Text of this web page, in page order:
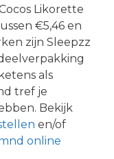
Likorette
€5,46 en
zijn Sleepzz
als
tref je
Bekijk
en/of
online